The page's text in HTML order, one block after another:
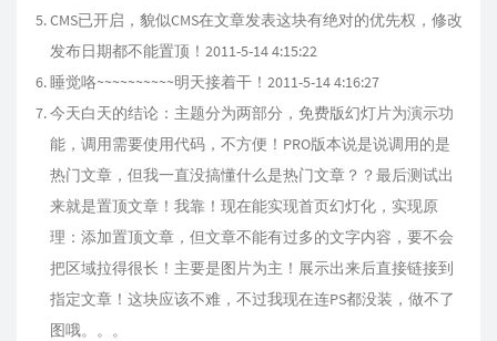
CMS已开启，貌似CMS在文章发表这块有绝对的优先权，修改
发布日期都不能置顶！2011-5-14 4:15:22
睡觉咯~~~~~~~~~~明天接着干！2011-5-14 4:16:27
今天白天的结论：主题分为两部分，免费版幻灯片为演示功
能，调用需要使用代码，不方便！PRO版本说是说调用的是
热门文章，但我一直没搞懂什么是热门文章？？最后测试出
来就是置顶文章！我靠！现在能实现首页幻灯化，实现原
理：添加置顶文章，但文章不能有过多的文字内容，要不会
把区域拉得很长！主要是图片为主！展示出来后直接链接到
指定文章！这块应该不难，不过我现在连PS都没装，做不了
图哦。。。